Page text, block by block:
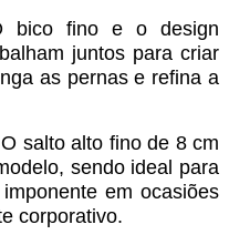
bico fino e o design
juntos para criar
as pernas e refina a
O salto alto fino de 8 cm
sendo ideal para
em ocasiões
corporativo.